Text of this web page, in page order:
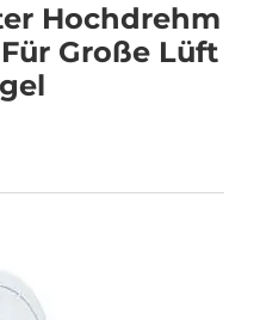
Hochdrehm
Große Lüft